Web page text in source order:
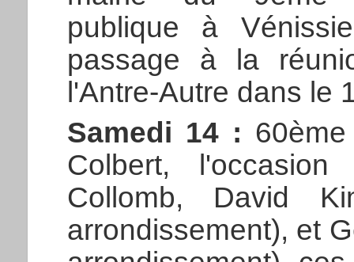
publique à
passage à la
l'Antre-Autre dans le
Samedi 14 :
Colbert,
Collomb, David
arrondissement), et